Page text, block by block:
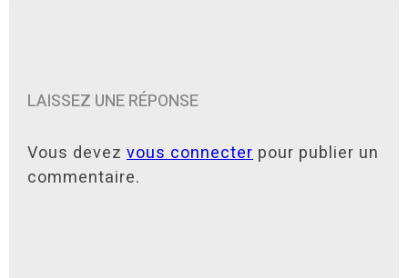
LAISSEZ UNE RÉPONSE
Vous devez vous connecter pour publier un
commentaire.